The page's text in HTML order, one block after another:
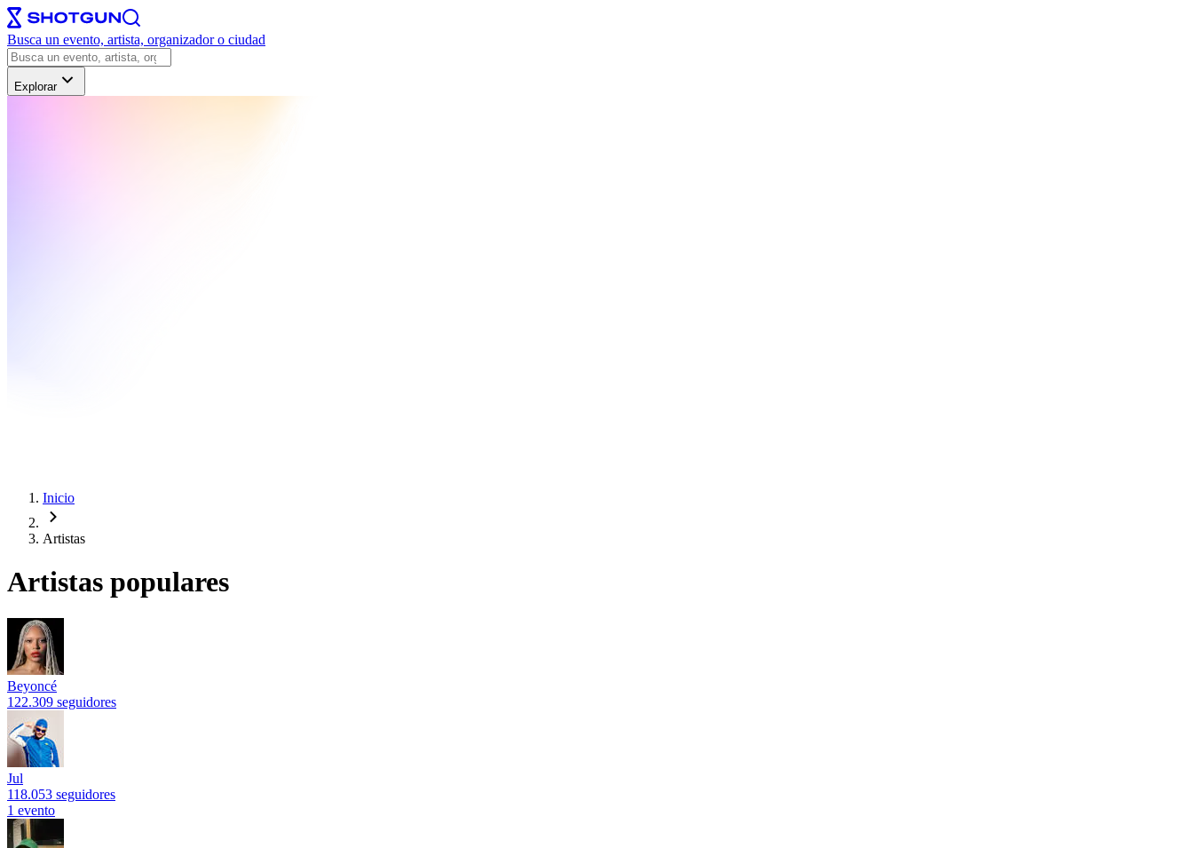
Busca un evento, artista, organizador o ciudad
Explorar
Inicio
Artistas
Artistas populares
Beyoncé
122.309 seguidores
Jul
118.053 seguidores
1 evento